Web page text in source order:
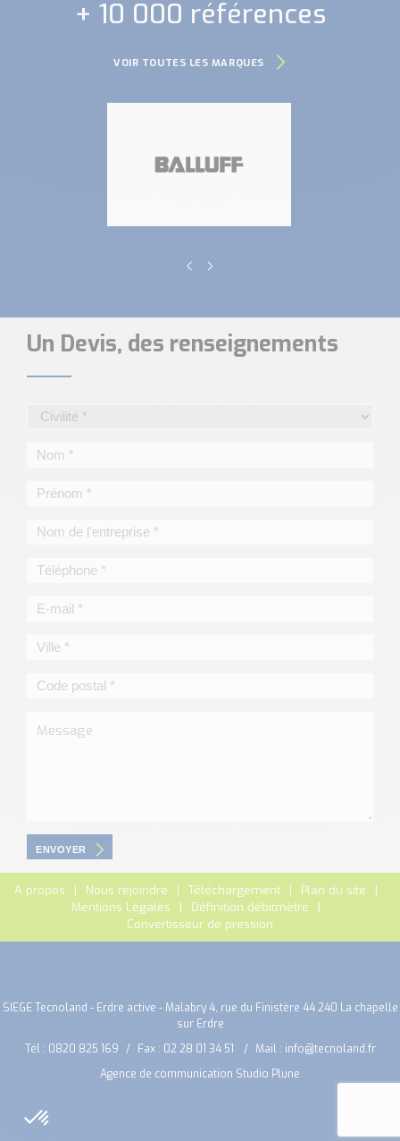
+ 10 000 références
VOIR TOUTES LES MARQUES
Un Devis, des renseignements
ENVOYER
A propos Nous rejoindre Téléchargement
Plan du site
Mentions Légales
Définition débitmètre
Convertisseur de pression
SIEGE Tecnoland - Erdre active - Malabry 4, rue du Finistère 44 240 La chapelle
sur Erdre
Tél : 0820 825 169 Fax : 02 28 01 34 51 Mail : info@tecnoland.fr
Agence de communication Studio Plune